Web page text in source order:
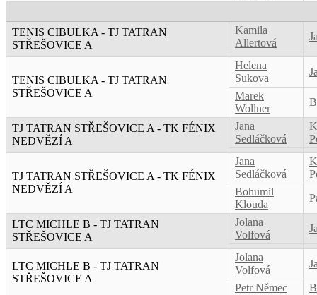
TENIS CIBULKA - TJ TATRAN
STŘEŠOVICE A
Kamila
Allertová
TENIS CIBULKA - TJ TATRAN
STŘEŠOVICE A
Helena
Sukova
Marek
Wollner
TJ TATRAN STŘEŠOVICE A - TK FÉNIX
NEDVĚZÍ A
Jana
Sedláčková
TJ TATRAN STŘEŠOVICE A - TK FÉNIX
NEDVĚZÍ A
Jana
Sedláčková
Bohumil
Klouda
LTC MICHLE B - TJ TATRAN
STŘEŠOVICE A
Jolana
Volfová
LTC MICHLE B - TJ TATRAN
STŘEŠOVICE A
Jolana
Volfová
Petr Němec